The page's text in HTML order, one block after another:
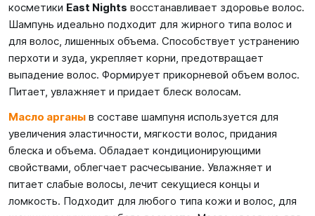
косметики East Nights восстанавливает здоровье волос.
Шампунь идеально подходит для жирного типа волос и
для волос, лишенных объема. Способствует устранению
перхоти и зуда, укрепляет корни, предотвращает
выпадение волос. Формирует прикорневой объем волос.
Питает, увлажняет и придает блеск волосам.
Масло арганы в составе шампуня используется для
увеличения эластичности, мягкости волос, придания
блеска и объема. Обладает кондиционирующими
свойствами, облегчает расчесывание. Увлажняет и
питает слабые волосы, лечит секущиеся концы и
ломкость. Подходит для любого типа кожи и волос, для